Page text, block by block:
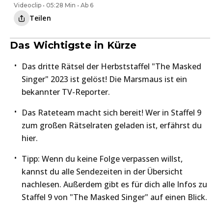
Videoclip • 05:28 Min • Ab 6
Teilen
Das Wichtigste in Kürze
Das dritte Rätsel der Herbststaffel "The Masked
Singer" 2023 ist gelöst! Die Marsmaus ist ein
bekannter TV-Reporter.
Das Rateteam macht sich bereit! Wer in Staffel 9
zum großen Rätselraten geladen ist, erfährst du
hier.
Tipp: Wenn du keine Folge verpassen willst,
kannst du alle Sendezeiten in der Übersicht
nachlesen. Außerdem gibt es für dich alle Infos zu
Staffel 9 von "The Masked Singer" auf einen Blick.